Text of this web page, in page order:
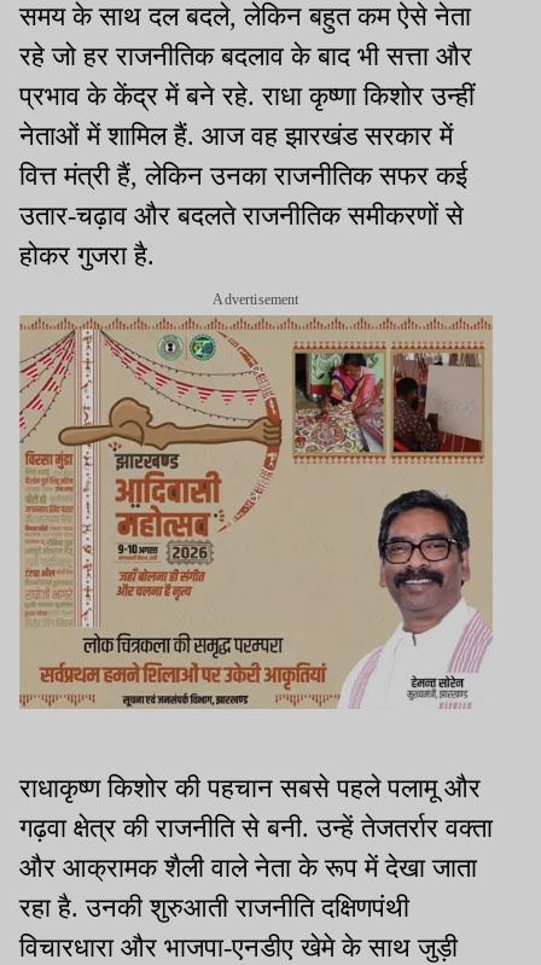
समय के साथ दल बदले, लेकिन बहुत कम ऐसे नेता
रहे जो हर राजनीतिक बदलाव के बाद भी सत्ता और
प्रभाव के केंद्र में बने रहे. राधा कृष्णा किशोर उन्हीं
नेताओं में शामिल हैं. आज वह झारखंड सरकार में
वित्त मंत्री हैं, लेकिन उनका राजनीतिक सफर कई
उतार-चढ़ाव और बदलते राजनीतिक समीकरणों से
होकर गुजरा है.
Advertisement
राधाकृष्ण किशोर की पहचान सबसे पहले पलामू और
गढ़वा क्षेत्र की राजनीति से बनी. उन्हें तेजतर्रार वक्ता
और आक्रामक शैली वाले नेता के रूप में देखा जाता
रहा है. उनकी शुरुआती राजनीति दक्षिणपंथी
विचारधारा और भाजपा-एनडीए खेमे के साथ जुड़ी